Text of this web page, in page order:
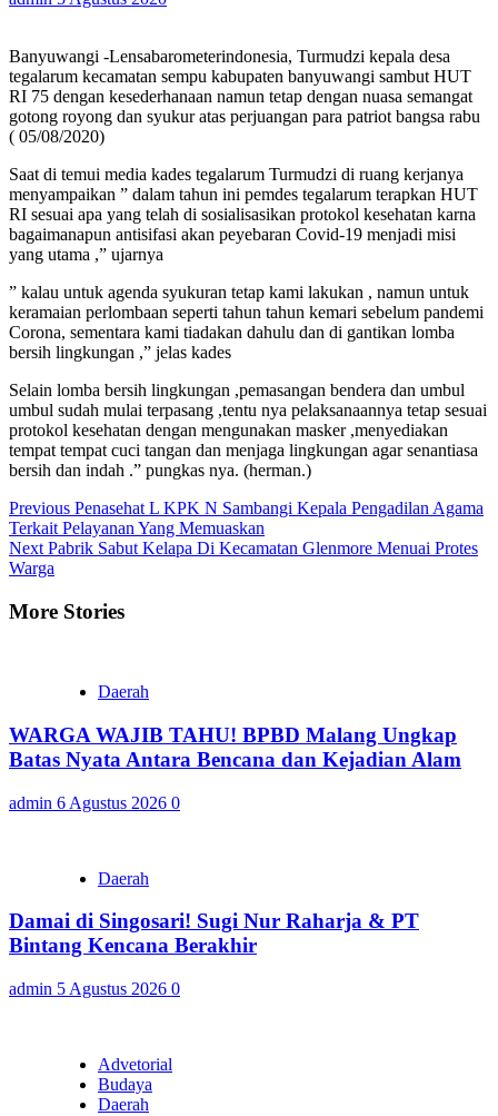
Banyuwangi -Lensabarometerindonesia, Turmudzi kepala desa
tegalarum kecamatan sempu kabupaten banyuwangi sambut HUT
RI 75 dengan kesederhanaan namun tetap dengan nuasa semangat
gotong royong dan syukur atas perjuangan para patriot bangsa rabu
( 05/08/2020)
Saat di temui media kades tegalarum Turmudzi di ruang kerjanya
menyampaikan ” dalam tahun ini pemdes tegalarum terapkan HUT
RI sesuai apa yang telah di sosialisasikan protokol kesehatan karna
bagaimanapun antisifasi akan peyebaran Covid-19 menjadi misi
yang utama ,” ujarnya
” kalau untuk agenda syukuran tetap kami lakukan , namun untuk
keramaian perlombaan seperti tahun tahun kemari sebelum pandemi
Corona, sementara kami tiadakan dahulu dan di gantikan lomba
bersih lingkungan ,” jelas kades
Selain lomba bersih lingkungan ,pemasangan bendera dan umbul
umbul sudah mulai terpasang ,tentu nya pelaksanaannya tetap sesuai
protokol kesehatan dengan mengunakan masker ,menyediakan
tempat tempat cuci tangan dan menjaga lingkungan agar senantiasa
bersih dan indah .” pungkas nya. (herman.)
Continue
Reading
Previous Penasehat L KPK N Sambangi Kepala Pengadilan Agama
Terkait Pelayanan Yang Memuaskan
Next Pabrik Sabut Kelapa Di Kecamatan Glenmore Menuai Protes
Warga
More Stories
Daerah
WARGA WAJIB TAHU! BPBD Malang Ungkap
Batas Nyata Antara Bencana dan Kejadian Alam
admin 6 Agustus 2026 0
Daerah
Damai di Singosari! Sugi Nur Raharja & PT
Bintang Kencana Berakhir
admin 5 Agustus 2026 0
Advetorial
Budaya
Daerah